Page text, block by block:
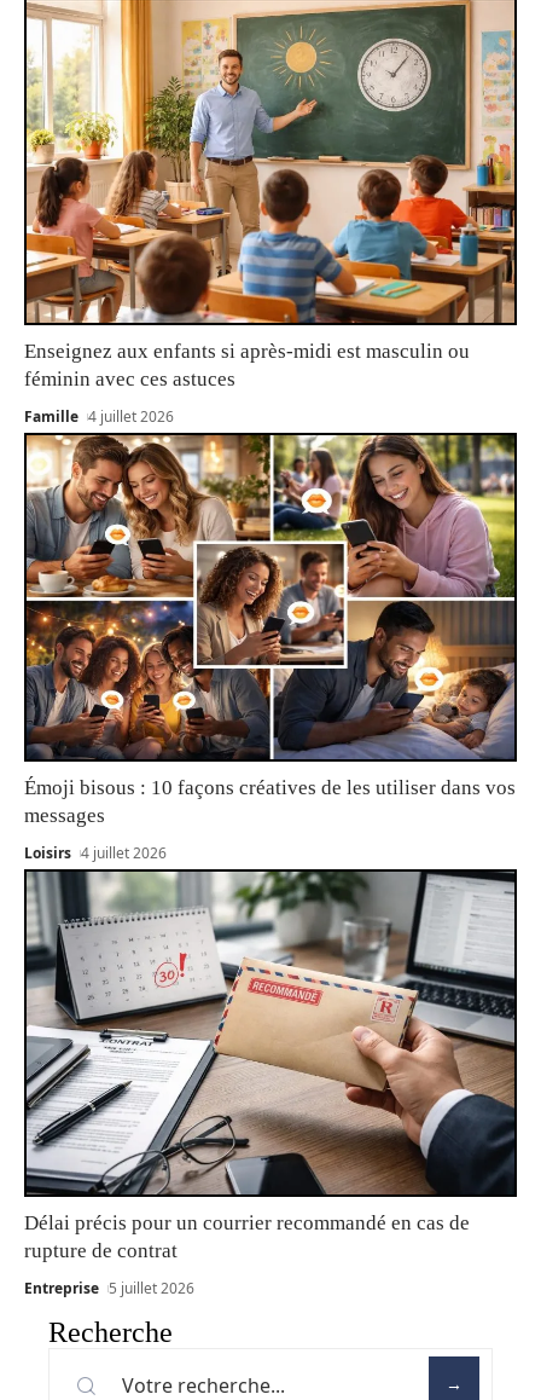
Enseignez aux enfants si après-midi est masculin ou
féminin avec ces astuces
Famille 4 juillet 2026
Émoji bisous : 10 façons créatives de les utiliser dans vos
messages
Loisirs 4 juillet 2026
Délai précis pour un courrier recommandé en cas de
rupture de contrat
Entreprise 5 juillet 2026
Recherche